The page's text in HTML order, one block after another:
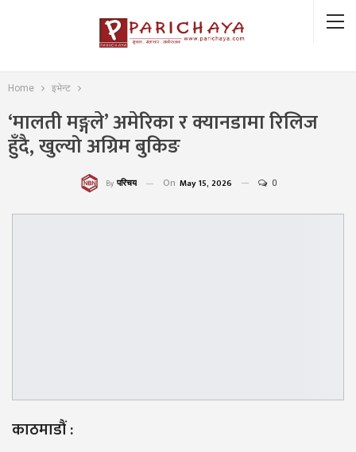
Home इभेन्ट
‘मालती मङ्गले’ अमेरिका र क्यानडामा रिलिज
हुँदै, खुल्यो अग्रिम बुकिङ
By परिचय On May 15, 2026 0
काठमाडौं :